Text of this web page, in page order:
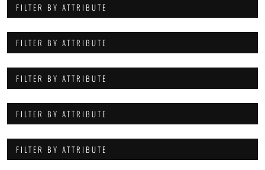
FILTER BY ATTRIBUTE
FILTER BY ATTRIBUTE
FILTER BY ATTRIBUTE
FILTER BY ATTRIBUTE
FILTER BY ATTRIBUTE